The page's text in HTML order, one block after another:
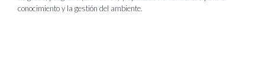
conocimiento y la gestión del ambiente.